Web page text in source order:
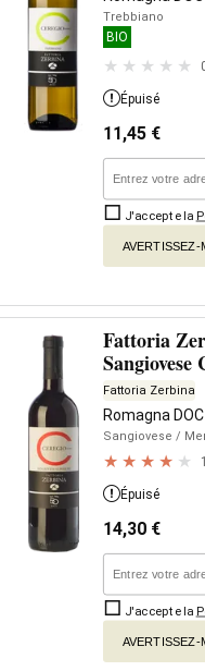
Trebbiano
BIO
Épuisé
11,45 €
J'accepte la
AVERTISSEZ-
Fattoria
Sangiovese
Fattoria Zerbina
Romagna
Sangiovese /
Épuisé
14,30 €
J'accepte la
AVERTISSEZ-